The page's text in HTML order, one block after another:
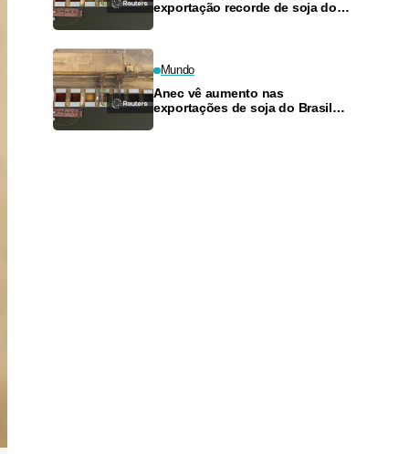
exportação recorde de soja do
Mundo
Anec vê aumento nas
exportações de soja do Brasil